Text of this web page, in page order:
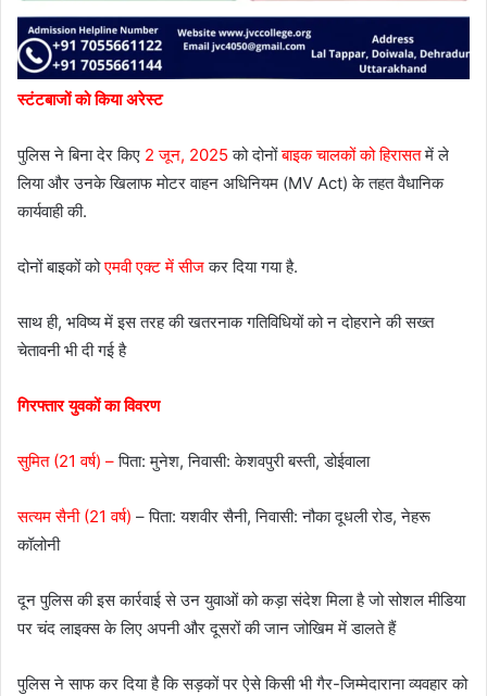
स्टंटबाजों को किया अरेस्ट
पुलिस ने बिना देर किए 2 जून, 2025 को दोनोंबाइक चालकों को हिरासतमें ले
लिया और उनके खिलाफ मोटर वाहन अधिनियम (MV Act) के तहत वैधानिक
कार्यवाही की.
दोनों बाइकों कोएमवी एक्ट में सीजकर दिया गया है.
साथ ही, भविष्य में इस तरह की खतरनाक गतिविधियों को न दोहराने की सख्त
चेतावनी भी दी गई है
गिरफ्तार युवकों का विवरण
सुमित (21 वर्ष) –पिता: मुनेश, निवासी: केशवपुरी बस्ती, डोईवाला
सत्यम सैनी (21 वर्ष) – पिता: यशवीर सैनी, निवासी: नौका दूधली रोड, नेहरू
कॉलोनी
दून पुलिस की इस कार्रवाई से उन युवाओं को कड़ा संदेश मिला है जो सोशल मीडिया
पर चंद लाइक्स के लिए अपनी और दूसरों की जान जोखिम में डालते हैं
पुलिस ने साफ कर दिया है कि सड़कों पर ऐसे किसी भी गैर-जिम्मेदाराना व्यवहार को